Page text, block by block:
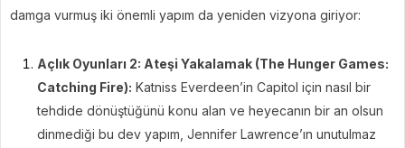
damga vurmuş iki önemli yapım da yeniden vizyona giriyor:
Açlık Oyunları 2: Ateşi Yakalamak (The Hunger Games:
Catching Fire): Katniss Everdeen’in Capitol için nasıl bir
tehdide dönüştüğünü konu alan ve heyecanın bir an olsun
dinmediği bu dev yapım, Jennifer Lawrence’ın unutulmaz